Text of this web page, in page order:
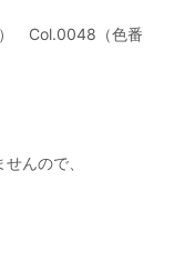
Col.0048（色番
んので、